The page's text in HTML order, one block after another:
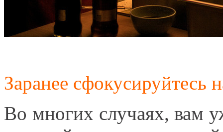
Заранее сфокусируйтесь
Во многих случаях, вам